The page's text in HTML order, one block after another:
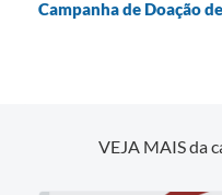
Campanha de Doação
VEJA MAIS da